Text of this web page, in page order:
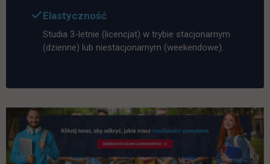
Elastyczność
Studia 3-letnie (licencjat) w trybie stacjonarnym
(dzienne) lub niestacjonarnym (weekendowe).